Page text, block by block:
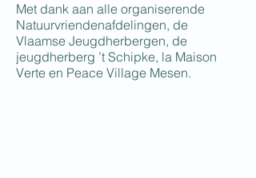
Met dank aan alle organiserende
Natuurvriendenafdelingen, de
Vlaamse Jeugdherbergen, de
jeugdherberg ’t Schipke, la Maison
Verte en Peace Village Mesen.